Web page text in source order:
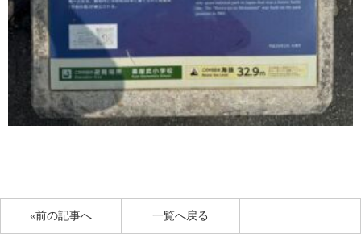
«前の記事へ 一覧へ戻る